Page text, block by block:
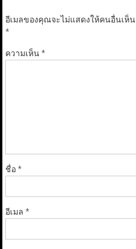
อีเมลของคุณจะไม่แสดงให้คนอื่นเห็น
*
ความเห็น*
ชื่อ*
อีเมล *